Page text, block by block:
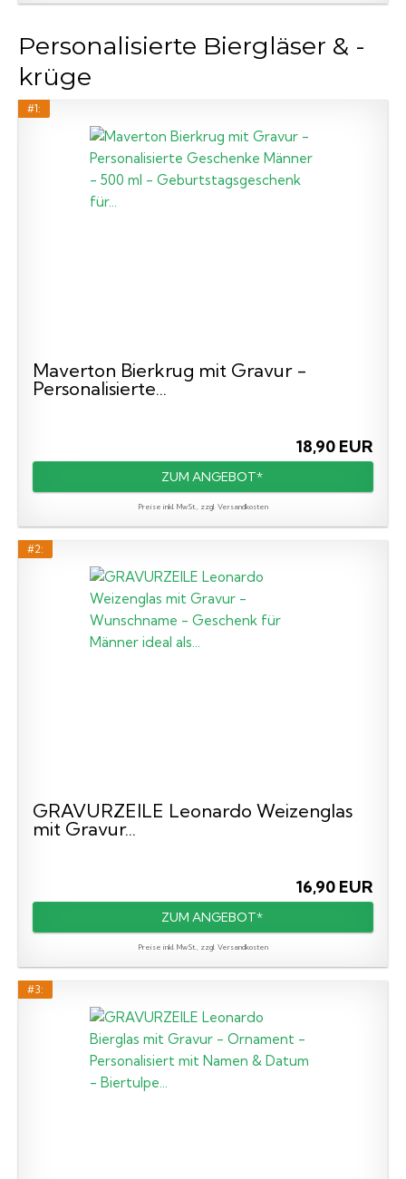
Personalisierte Biergläser & -
krüge
#1:
Maverton Bierkrug mit Gravur -
Personalisierte...
18,90 EUR
ZUM ANGEBOT*
Preise inkl. MwSt., zzgl. Versandkosten
#2:
GRAVURZEILE Leonardo Weizenglas
mit Gravur...
16,90 EUR
ZUM ANGEBOT*
Preise inkl. MwSt., zzgl. Versandkosten
#3: